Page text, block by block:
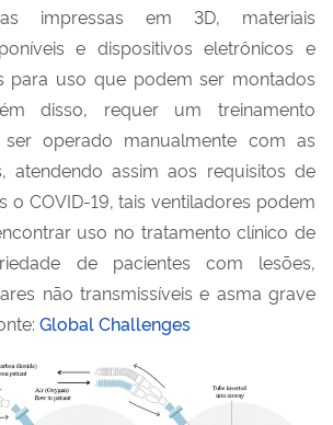
impressas em 3D, materiais
e dispositivos eletrônicos e
para uso que podem ser montados
disso, requer um treinamento
operado manualmente com as
atendendo assim aos requisitos de
o COVID-19, tais ventiladores podem
uso no tratamento clínico de
de pacientes com lesões,
não transmissíveis e asma grave
Global Challenges